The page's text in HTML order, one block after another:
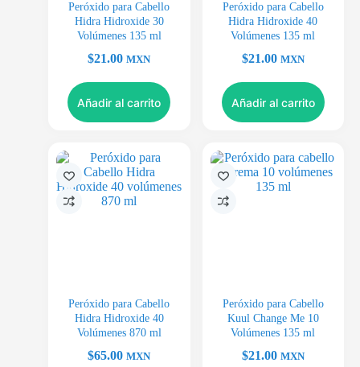
Peróxido para Cabello
Hidra Hidroxide 30
Volúmenes 135 ml
$21.00 MXN
Añadir al carrito
Peróxido para Cabello
Hidra Hidroxide 40
Volúmenes 135 ml
$21.00 MXN
Añadir al carrito
Peróxido para Cabello
Hidra Hidroxide 40
Volúmenes 870 ml
$65.00 MXN
Peróxido para Cabello
Kuul Change Me 10
Volúmenes 135 ml
$21.00 MXN